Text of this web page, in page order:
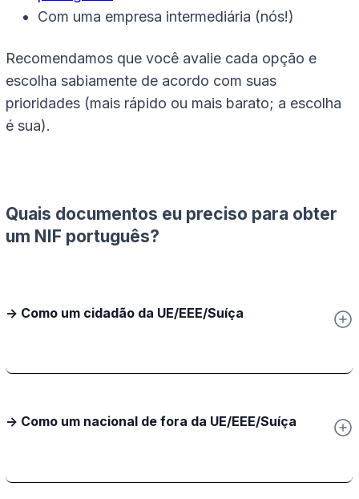
Com uma empresa intermediária (nós!)
Recomendamos que você avalie cada opção e
escolha sabiamente de acordo com suas
prioridades (mais rápido ou mais barato; a escolha
é sua).
Quais documentos eu preciso para obter
um NIF português?
-> Como um cidadão da UE/EEE/Suíça
-> Como um nacional de fora da UE/EEE/Suíça